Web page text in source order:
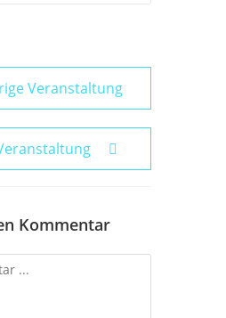
Veranstaltung
Kommentar